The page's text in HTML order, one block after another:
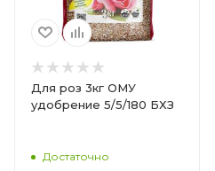
Для роз 3кг ОМУ
удобрение 5/5/180 БХЗ
Достаточно